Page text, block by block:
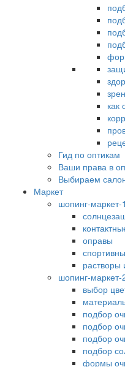
как
Гид по оптикам
Ваши права в
Выбираем
Маркет
шопинг-маркет-1
оправы
растворы
шопинг-маркет-
выбор
подбор
подбор
подбор
подбор
формы